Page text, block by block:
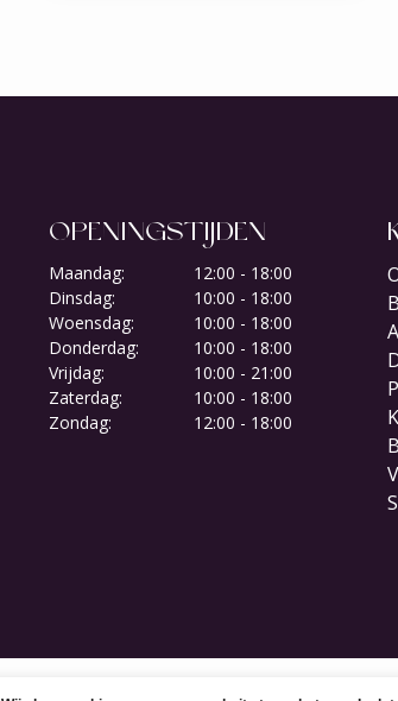
OPENINGSTIJDEN
Maandag:
12:00 - 18:00
Dinsdag:
10:00 - 18:00
Woensdag:
10:00 - 18:00
Donderdag:
10:00 - 18:00
Vrijdag:
10:00 - 21:00
Zaterdag:
10:00 - 18:00
Zondag:
12:00 - 18:00
© Copyright 2026 Naadje Ben -